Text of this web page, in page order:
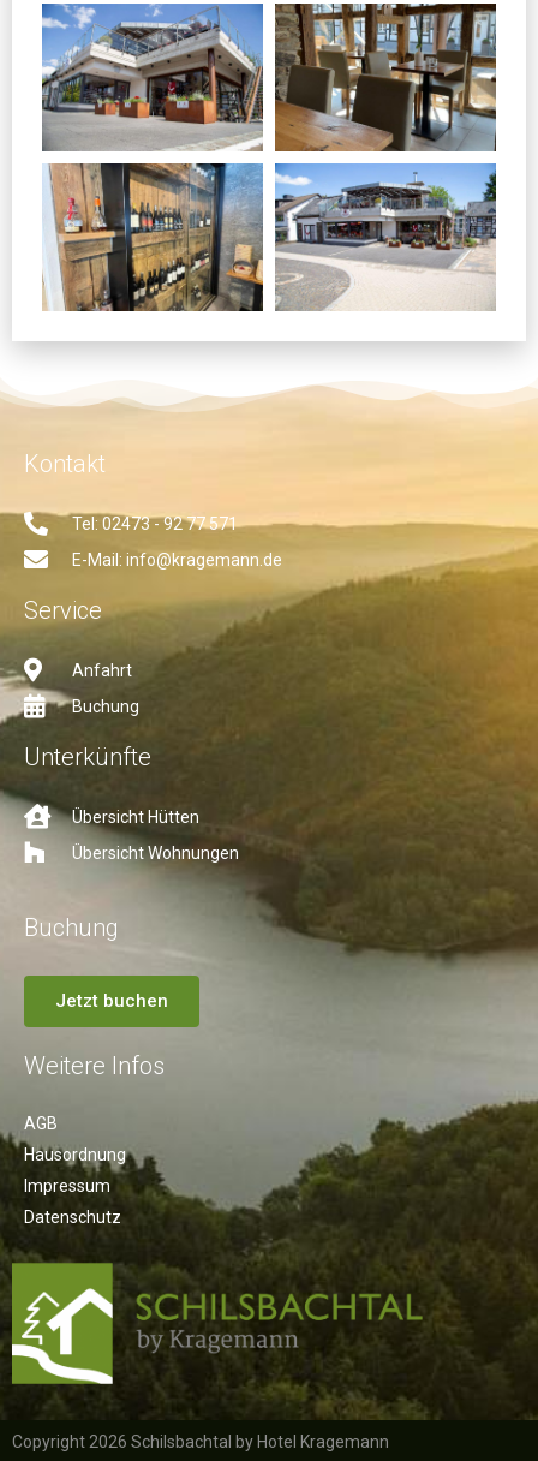
Kontakt
Tel: 02473 - 92 77 571
E-Mail: info@kragemann.de
Service
Anfahrt
Buchung
Unterkünfte
Übersicht Hütten
Übersicht Wohnungen
Weitere Infos
AGB
Hausordnung
Impressum
Datenschutz
Buchung
Jetzt buchen
Copyright 2026 Schilsbachtal by Hotel Kragemann